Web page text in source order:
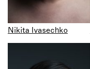
Nikita Ivasechko